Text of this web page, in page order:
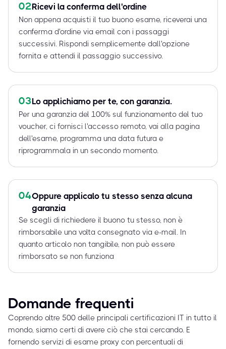
02Ricevi la conferma dell'ordine
Non appena acquisti il tuo buono esame, riceverai una
conferma d'ordine via email con i passaggi
successivi. Rispondi semplicemente dall'opzione
fornita e attendi il passaggio successivo.
03Lo applichiamo per te, con garanzia.
Per una garanzia del 100% sul funzionamento del tuo
voucher, ci fornisci l'accesso remoto, vai alla pagina
dell'esame, programma una data futura e
riprogrammala in un secondo momento.
04Oppure applicalo tu stesso senza alcuna
garanzia
Se scegli di richiedere il buono tu stesso, non è
rimborsabile una volta consegnato via e-mail. In
quanto articolo non tangibile, non può essere
rimborsato se non funziona
Domande frequenti
Coprendo oltre 500 delle principali certificazioni IT in tutto il
mondo, siamo certi di avere ciò che stai cercando. E
fornendo servizi di esame proxy con percentuali di